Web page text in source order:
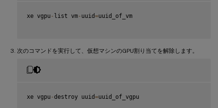
xe vgpu - list vm- uuid=uuid_of_vm
次のコマンドを実行して、仮想マシンのGPU割り当てを解除します。
xe vgpu -destroy uuid=uuid_of_vgpu